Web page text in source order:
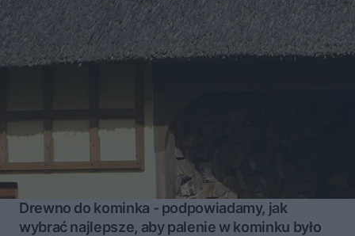
Drewno do kominka - podpowiadamy, jak
wybrać najlepsze, aby palenie w kominku było